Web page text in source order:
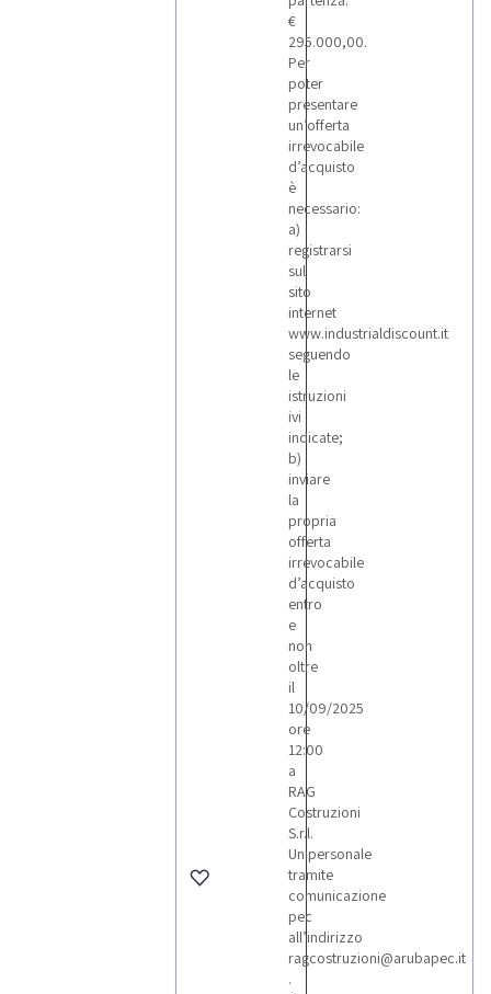
€
295.000,00.
Per
poter
presentare
un’offerta
irrevocabile
d’acquisto
è
necessario:
a)
registrarsi
sul
sito
internet
www.industrialdiscount.it
seguendo
le
istruzioni
ivi
indicate;
b)
inviare
la
propria
offerta
irrevocabile
d’acquisto
entro
e
non
oltre
il
10/09/2025
ore
12:00
a
RAG
Costruzioni
S.r.l.
Unipersonale
tramite
comunicazione
pec
all’indirizzo
ragcostruzioni@arubapec.it
.